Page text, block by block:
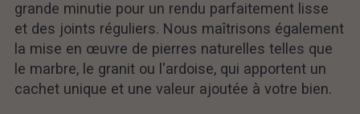
grande minutie pour un rendu parfaitement lisse
et des joints réguliers. Nous maîtrisons également
la mise en œuvre de pierres naturelles telles que
le marbre, le granit ou l'ardoise, qui apportent un
cachet unique et une valeur ajoutée à votre bien.